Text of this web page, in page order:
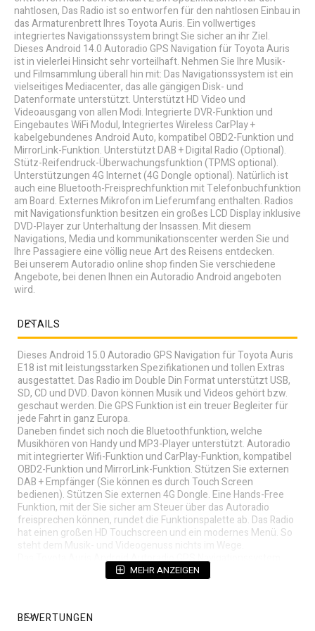
nahtlosen, Das Radio ist so entworfen für den nahtlosen Einbau in
das Armaturenbrett Ihres Toyota Auris. Ein vollwertiges
integriertes Navigationssystem bringt Sie sicher an ihr Ziel.
Dieses Android 14.0 Autoradio GPS Navigation für Toyota Auris
ist in vielerlei Hinsicht sehr vorteilhaft. Nehmen Sie Ihre Musik-
und Filmsammlung überall hin mit: Das Navigationssystem ist ein
vielseitiges Mediacenter, das alle gängigen Disk- und
Datenformate unterstützt. Unterstützt HD Video und
Videoausgang von allen Modi. Integrierte DVR-Funktion und
Eingebautes WiFi Modul, Integriertes Wireless CarPlay +
kabelgebundenes Android Auto, kompatibel OBD2-Funktion und
MirrorLink-Funktion. Unterstützt DAB + Digital Radio (Optional).
Stütz-Reifendruck-Überwachungsfunktion (TPMS optional).
Unterstützungen 4G Internet (4G Dongle optional). Natürlich ist
auch eine Bluetooth-Freisprechfunktion mit Telefonbuchfunktion
am Board. Externes Mikrofon im Lieferumfang enthalten. Radios
mit Navigationsfunktion besitzen ein großes LCD Display inklusive
DVD-Player zur Unterhaltung der Insassen. Mit diesem
Navigations, Media und kommunikationscenter werden Sie und
Ihre Passagiere eine völlig neue Art des Reisens entdecken.
Bei unserem Autoradio online shop finden Sie verschiedene
Angebote, bei denen Ihnen ein Autoradio Android angeboten
wird.
DETAILS
Dieses Android 15.0 Autoradio GPS Navigation für Toyota Auris
E18 ist mit leistungsstarken Spezifikationen und tollen Extras
ausgestattet. Das Radio im Double Din Format unterstützt USB,
SD, CD und DVD. Davon können Musik und Videos gehört bzw.
geschaut werden. Die GPS Funktion ist ein treuer Begleiter für
jede Fahrt in ganz Europa.
Daneben findet sich noch die Bluetoothfunktion, welche
Musikhören von Handy und MP3-Player unterstützt. Autoradio
mit integrierter Wifi-Funktion und CarPlay-Funktion, kompatibel
OBD2-Funktion und MirrorLink-Funktion. Stützen Sie externen
DAB + Empfänger (Sie können es durch Touch Screen
bedienen). Stützen Sie externen 4G Dongle. Eine Hands-Free
Funktion, mit der Sie sicher am Steuer über das Autoradio
freisprechen können, rundet die Funktionspalette ab. Das Radio
hat einen großen HD Touchscreen und ein modernes Menü. So
steht dem Musik- und Videogenuss nichts im Wege.
Das Toyota Auris Android Autoradio GPS Navigationssystem
passt nahtlos in den 2-DIN-Schacht Ihres Fahrzeugs.
Einbau in das Armaturenbrett. Einfach das Gerät in den
Zusammen mit dem Radio werden alle erforderlichen Kabel
MEHR ANZEIGEN
BEWERTUNGEN